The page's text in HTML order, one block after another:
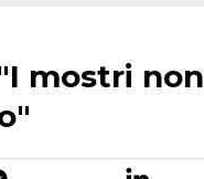
mostri non